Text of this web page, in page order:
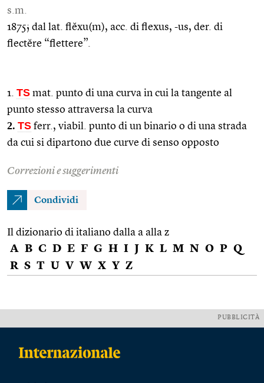
s.m.
1875; dal lat. flĕxu(m), acc. di flexus, -us, der. di
flectĕre “flettere”.
1. TS mat. punto di una curva in cui la tangente al
punto stesso attraversa la curva
2. TS ferr., viabil. punto di un binario o di una strada
da cui si dipartono due curve di senso opposto
Correzioni e suggerimenti
Condividi
Il dizionario di italiano dalla a alla z
A B C D E F G H I J K L M N O P Q
R S T U V W X Y Z
PUBBLICITÀ